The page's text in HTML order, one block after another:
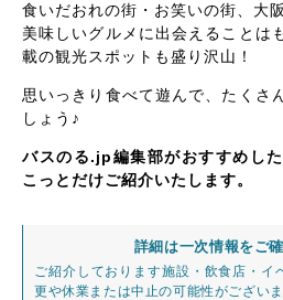
食いだおれの街・お笑いの街、大阪
美味しいグルメに出会えることは
載の観光スポットも盛り沢山！
思いっきり食べて遊んで、たくさ
しょう♪
バスのる.jp編集部がおすすめし
こっとだけご紹介いたします。
詳細は一次情報をご
ご紹介しております施設・飲食店・イ
更や休業または中止の可能性がございま